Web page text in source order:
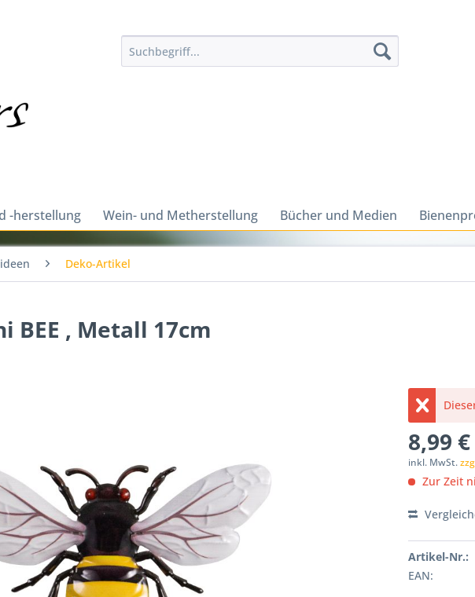
-herstellung Wein- und Metherstellung Bücher und Medien
Deko-Artikel
BEE , Metall 17cm
8,99
inkl. MwSt.
Zur Zeit
Artikel-Nr.:
EAN: